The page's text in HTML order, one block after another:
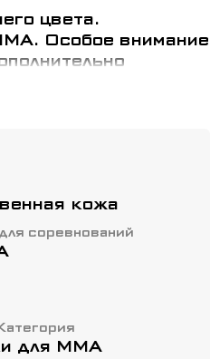
цвета.
Особое внимание
при борьбе. Очень
двойной
кожа
соревнований
для ММА